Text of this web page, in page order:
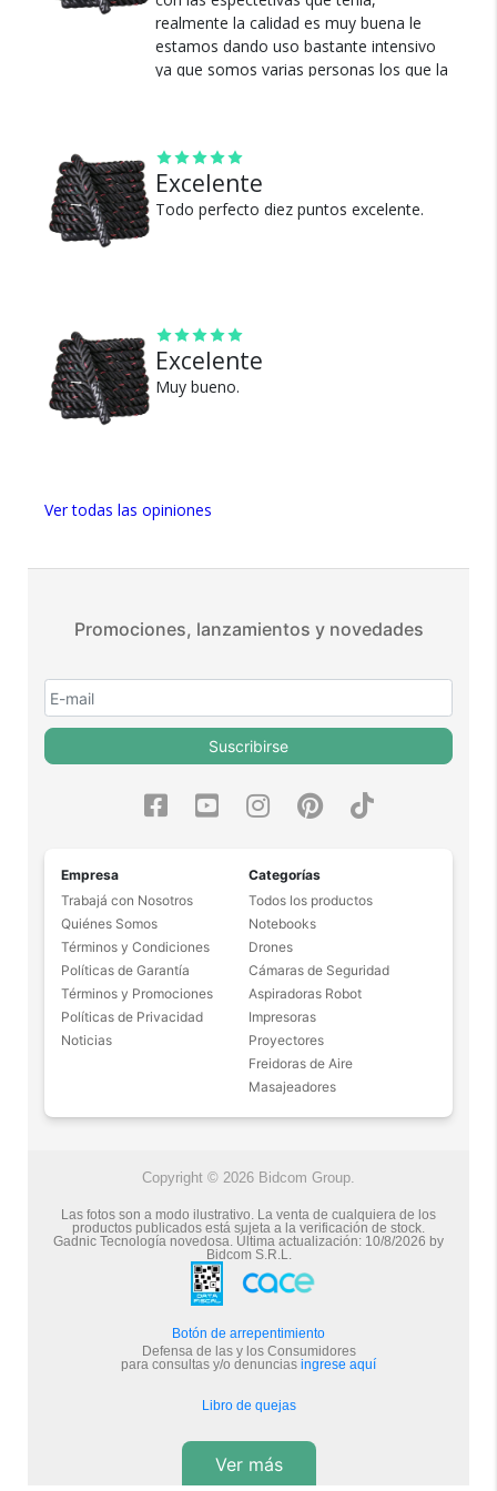
realmente la calidad es muy buena le
estamos dando uso bastante intensivo
ya que somos varias personas los que la
Ver más
Excelente
Todo perfecto diez puntos excelente.
Excelente
Muy bueno.
Ver todas las opiniones
Cambios y Devoluciones
Te damos 30 días de prueba.
Si no es lo que esperabas, te devolvemos tu
100% de calificaciones
Más de 15.000 comentarios
envíos.
nosotros.
Promociones, lanzamientos y novedades
Suscribirse
Empresa
Trabajá con Nosotros
Quiénes Somos
Términos y Condiciones
Políticas de Garantía
Términos y Promociones
Políticas de Privacidad
Noticias
Categorías
Todos los productos
Notebooks
Drones
Cámaras de Seguridad
Aspiradoras Robot
Impresoras
Proyectores
Freidoras de Aire
Masajeadores
Copyright © 2026 Bidcom Group.
Las fotos son a modo ilustrativo. La venta de cualquiera de los
productos publicados está sujeta a la verificación de stock.
Gadnic Tecnología novedosa. Última actualización: 10/8/2026 by
Bidcom S.R.L.
Botón de arrepentimiento
Defensa de las y los Consumidores
para consultas y/o denuncias ingrese aquí
Libro de quejas
Ver más